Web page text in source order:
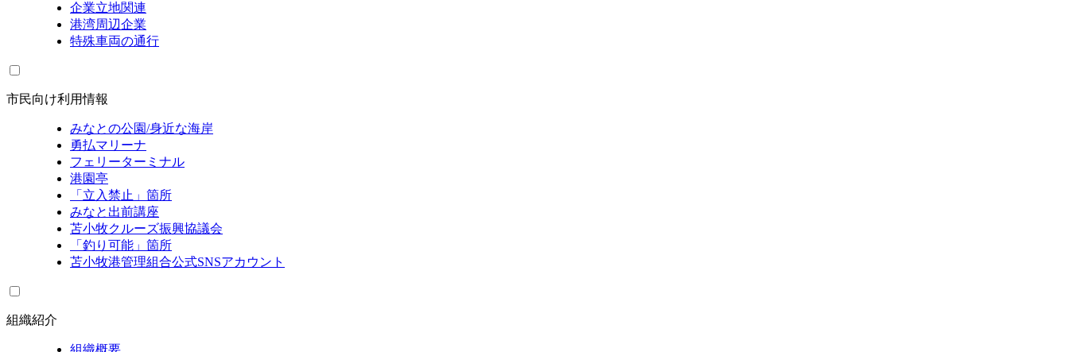
企業立地関連
港湾周辺企業
特殊車両の通行
市民向け利用情報
みなとの公園/身近な海岸
勇払マリーナ
フェリーターミナル
港園亭
「立入禁止」箇所
みなと出前講座
苫小牧クルーズ振興協議会
「釣り可能」箇所
苫小牧港管理組合公式SNSアカウント
組織紹介
組織概要